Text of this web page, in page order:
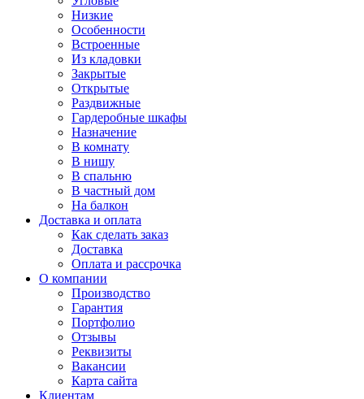
Низкие
Особенности
Встроенные
Из кладовки
Закрытые
Открытые
Раздвижные
Гардеробные шкафы
Назначение
В комнату
В нишу
В спальню
В частный дом
На балкон
Доставка и оплата
Как сделать заказ
Доставка
Оплата и рассрочка
О компании
Производство
Гарантия
Портфолио
Отзывы
Реквизиты
Вакансии
Карта сайта
Клиентам